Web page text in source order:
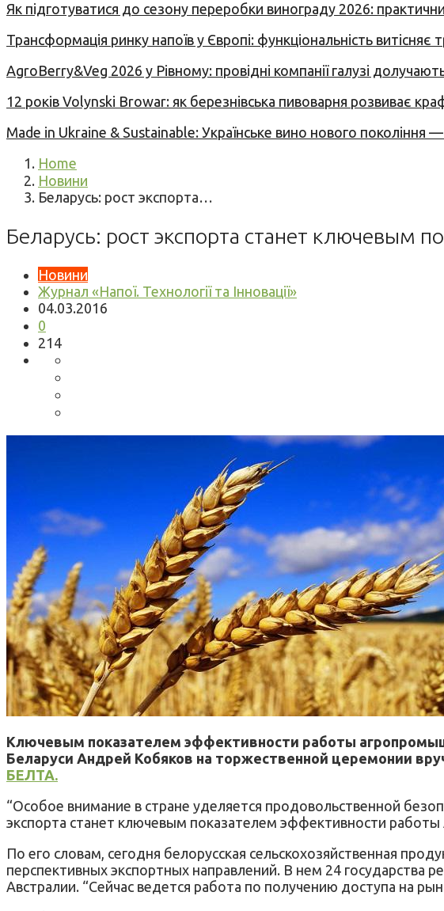
Як підготуватися до сезону переробки винограду 2026:
Трансформація ринку напоїв у Європі: функціональність витісняє
AgroBerry&Veg 2026 у Рівному: провідні компанії галузі
12 років Volynski Browar: як березнівська пивоварня розвиває
Made in Ukraine & Sustainable: Українське вино нового
Home
Новини
Беларусь: рост экспорта…
Беларусь: рост экспорта станет ключевым
Новини
Журнал «Напої. Технології та Інновації»
04.03.2016
0
214
Ключевым показателем эффективности работы
Беларуси Андрей Кобяков на торжественной церемонии
БЕЛТА.
“Особое внимание в стране уделяется продовольственной
экспорта станет ключевым показателем эффективности
По его словам, сегодня белорусская сельскохозяйственная
перспективных экспортных направлений. В нем 24
Австралии. “Сейчас ведется работа по получению доступа на